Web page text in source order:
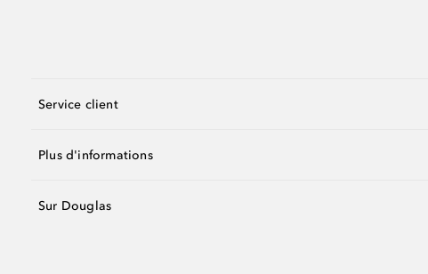
Service client
Plus d'informations
Sur Douglas